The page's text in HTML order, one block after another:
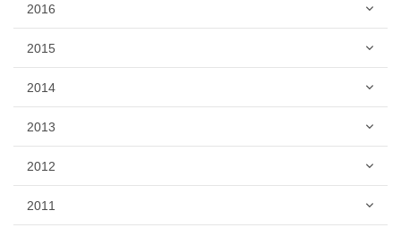
2016
2015
2014
2013
2012
2011